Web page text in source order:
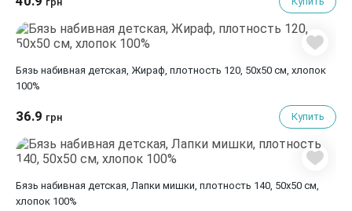
Бязь набивная детская, Жираф, плотность 120, 50х50 см, хлопок
100%
36.9 грн Купить
Бязь набивная детская, Лапки мишки, плотность 140, 50х50 см,
хлопок 100%